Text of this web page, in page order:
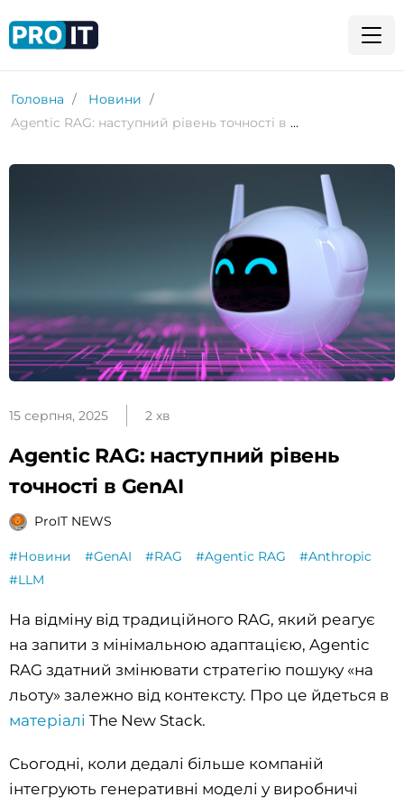
Головна
Новини
Agentic RAG: наступний рівень точності в GenAI
15 серпня, 2025 2 хв
Agentic RAG: наступний рівень
точності в GenAI
ProIT NEWS
#Новини #GenAI #RAG #Agentic RAG
#Anthropic
#LLM
На відміну від традиційного RAG, який реагує
на запити з мінімальною адаптацією, Agentic
RAG здатний змінювати стратегію пошуку «на
льоту» залежно від контексту. Про це йдеться в
матеріалі The New Stack.
Сьогодні, коли дедалі більше компаній
інтегрують генеративні моделі у виробничі